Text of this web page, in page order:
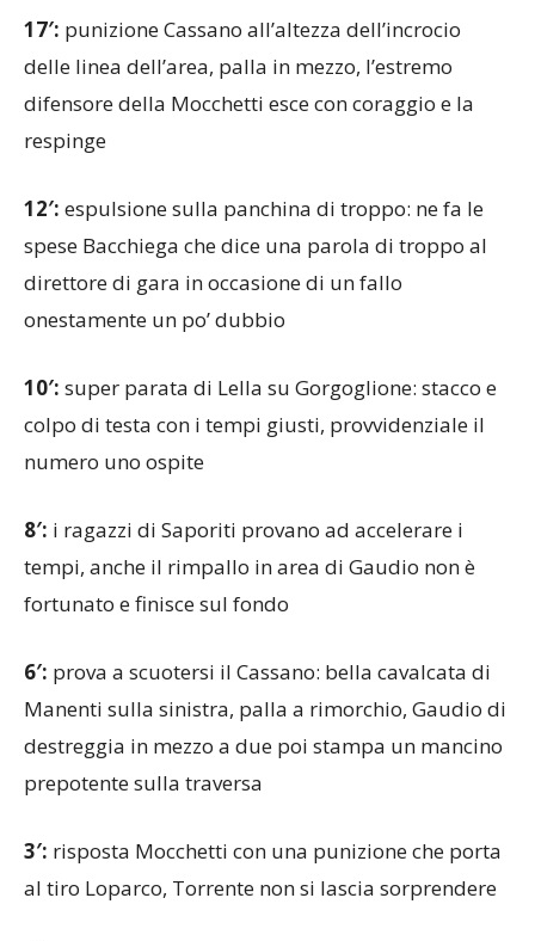
17′: punizione Cassano all’altezza dell’incrocio
delle linea dell’area, palla in mezzo, l’estremo
difensore della Mocchetti esce con coraggio e la
respinge
12′: espulsione sulla panchina di troppo: ne fa le
spese Bacchiega che dice una parola di troppo al
direttore di gara in occasione di un fallo
onestamente un po’ dubbio
10′: super parata di Lella su Gorgoglione: stacco e
colpo di testa con i tempi giusti, provvidenziale il
numero uno ospite
8′: i ragazzi di Saporiti provano ad accelerare i
tempi, anche il rimpallo in area di Gaudio non è
fortunato e finisce sul fondo
6′: prova a scuotersi il Cassano: bella cavalcata di
Manenti sulla sinistra, palla a rimorchio, Gaudio di
destreggia in mezzo a due poi stampa un mancino
prepotente sulla traversa
3′: risposta Mocchetti con una punizione che porta
al tiro Loparco, Torrente non si lascia sorprendere